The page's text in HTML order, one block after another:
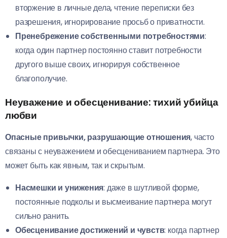
вторжение в личные дела, чтение переписки без
разрешения, игнорирование просьб о приватности.
Пренебрежение собственными потребностями:
когда один партнер постоянно ставит потребности
другого выше своих, игнорируя собственное
благополучие.
Неуважение и обесценивание: тихий убийца
любви
Опасные привычки, разрушающие отношения, часто
связаны с неуважением и обесцениванием партнера. Это
может быть как явным, так и скрытым.
Насмешки и унижения: даже в шутливой форме,
постоянные подколы и высмеивание партнера могут
сильно ранить.
Обесценивание достижений и чувств: когда партнер